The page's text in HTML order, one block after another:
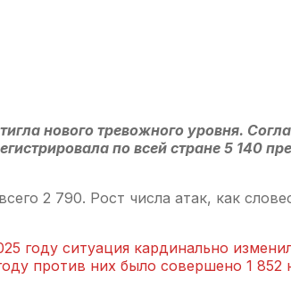
нового тревожного уровня.
по всей стране 5 140
2 790. Рост числа атак, как
году ситуация кардинально
против них было совершено 1 852